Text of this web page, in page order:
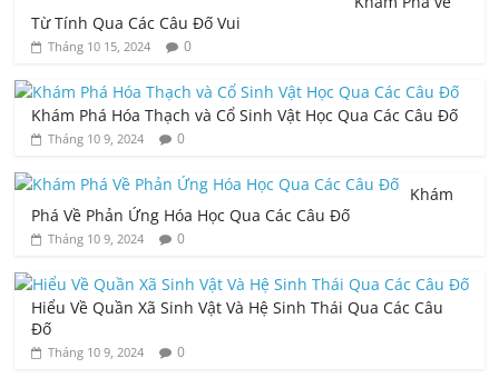
Từ Tính Qua Các Câu Đố Vui
Tháng 10 15, 2024 0
Khám Phá Hóa Thạch và Cổ Sinh Vật Học Qua Các Câu Đố
Tháng 10 9, 2024 0
Khám
Phá Về Phản Ứng Hóa Học Qua Các Câu Đố
Tháng 10 9, 2024 0
Hiểu Về Quần Xã Sinh Vật Và Hệ Sinh Thái Qua Các Câu
Đố
Tháng 10 9, 2024 0